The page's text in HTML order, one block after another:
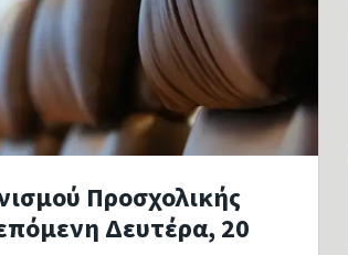
Προσχολικής
Δευτέρα, 20